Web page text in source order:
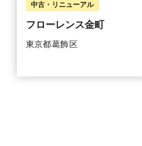
フローレンス金町
東京都葛飾区